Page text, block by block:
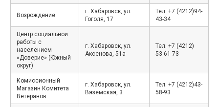
Возрождение
г. Хабаровск, ул.
Гоголя, 17
Тел. +7 (4212)94-
43-34
Центр социальной
работы с
населением
«Доверие» (Южный
округ)
г. Хабаровск, ул.
Аксенова, 51а
Тел. +7 (4212)
53-61-73
Комиссионный
Магазин Комитета
Ветеранов
г. Хабаровск, ул.
Вяземская, 3
Тел. +7 (4212)43-
58-93